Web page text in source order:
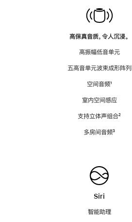
高保真音质，令人沉浸。
高振幅低音单元
五高音单元波束成形阵列
空间音频脚
¹
室内空间感应
支持立体声组合脚
²
多房间音频脚
³
Siri
智能助理